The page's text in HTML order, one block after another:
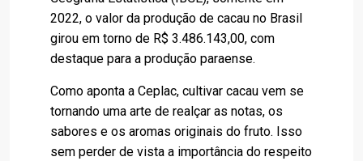
2022, o valor da produção de cacau no Brasil
girou em torno de R$ 3.486.143,00, com
destaque para a produção paraense.
Como aponta a Ceplac, cultivar cacau vem se
tornando uma arte de realçar as notas, os
sabores e os aromas originais do fruto. Isso
sem perder de vista a importância do respeito